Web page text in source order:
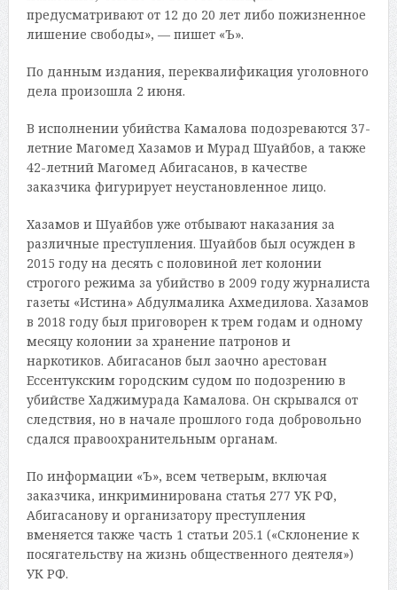
предусматривают от 12 до 20 лет либо пожизненное
лишение свободы», — пишет «Ъ».
По данным издания, переквалификация уголовного
дела произошла 2 июня.
В исполнении убийства Камалова подозреваются 37-
летние Магомед Хазамов и Мурад Шуайбов, а также
42-летний Магомед Абигасанов, в качестве
заказчика фигурирует неустановленное лицо.
Хазамов и Шуайбов уже отбывают наказания за
различные преступления. Шуайбов был осужден в
2015 году на десять с половиной лет колонии
строгого режима за убийство в 2009 году журналиста
газеты «Истина» Абдулмалика Ахмедилова. Хазамов
в 2018 году был приговорен к трем годам и одному
месяцу колонии за хранение патронов и
наркотиков. Абигасанов был заочно арестован
Ессентукским городским судом по подозрению в
убийстве Хаджимурада Камалова. Он скрывался от
следствия, но в начале прошлого года добровольно
сдался правоохранительным органам.
По информации «Ъ», всем четверым, включая
заказчика, инкриминирована статья 277 УК РФ,
Абигасанову и организатору преступления
вменяется также часть 1 статьи 205.1 («Склонение к
посягательству на жизнь общественного деятеля»)
УК РФ.